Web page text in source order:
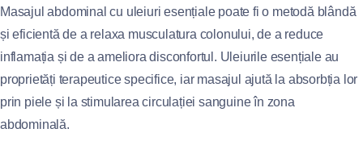
Masajul abdominal cu uleiuri esențiale poate fi o metodă blândă
și eficientă de a relaxa musculatura colonului, de a reduce
inflamația și de a ameliora disconfortul. Uleiurile esențiale au
proprietăți terapeutice specifice, iar masajul ajută la absorbția lor
prin piele și la stimularea circulației sanguine în zona
abdominală.